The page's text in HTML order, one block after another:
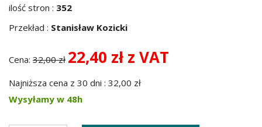
ilość stron : 352
Przekład : Stanisław Kozicki
Cena: 32,00 zł 22,40 zł z VAT
Najniższa cena z 30 dni : 32,00 zł
Wysyłamy w 48h